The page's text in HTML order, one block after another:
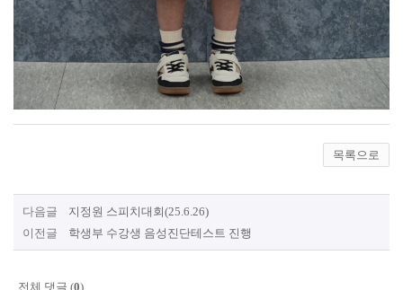
목록으로
다음글 지정원 스피치대회(25.6.26)
이전글 학생부 수강생 음성진단테스트 진행
전체 댓글 (0)